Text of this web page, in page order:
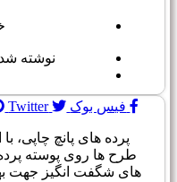
نوشته
فیس بوک Twitter
پرده های پانچ چاپی،
طرح ها روی پوسته
های شگفت انگیز جهت